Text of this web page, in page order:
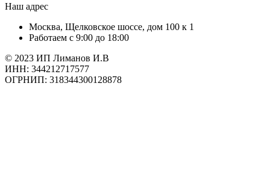
Наш адрес
Москва, Щелковское шоссе, дом 100 к 1
Работаем с 9:00 до 18:00
© 2023 ИП Лиманов И.В
ИНН: 344212717577
ОГРНИП: 318344300128878